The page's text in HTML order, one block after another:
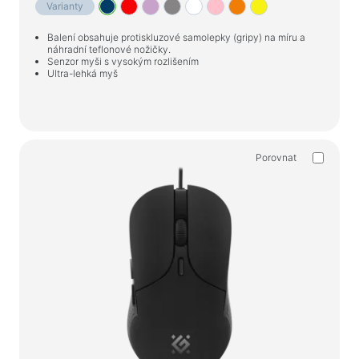
Testovací produkty
Varianty
Balení obsahuje protiskluzové samolepky (gripy) na míru a
náhradní teflonové nožičky.
Senzor myši s vysokým rozlišením
Ultra-lehká myš
Porovnat